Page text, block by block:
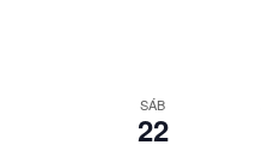
SÁB
22